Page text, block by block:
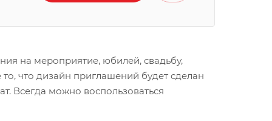
на мероприятие, юбилей, свадьбу,
что дизайн приглашений будет сделан
Всегда можно воспользоваться